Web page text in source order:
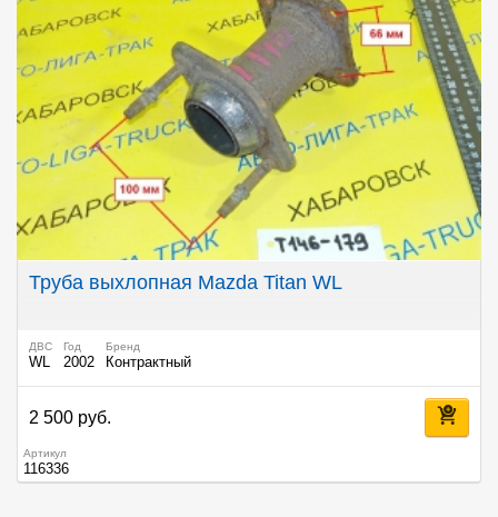
Труба выхлопная Mazda Titan WL
ДВС
WL
Год
2002
Бренд
Контрактный
2 500 руб.
Артикул
116336